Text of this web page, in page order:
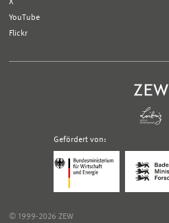
X
YouTube
Flickr
Gefördert von:
Bundesministerium
Wirtschaft
Link
Ministerium
© 1999-2026 ZEW